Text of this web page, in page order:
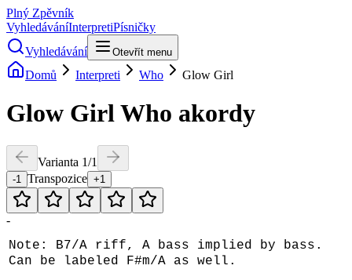
Plný Zpěvník
VyhledáváníInterpretiPísničky
Vyhledávání
Otevřít menu
Domů Interpreti Who Glow Girl
Glow GirlWho akordy
Varianta 1/1
-1 Transpozice +1
-
Note: B7/A riff, A bass implied by bass.
Can be labeled F#m/A as well.